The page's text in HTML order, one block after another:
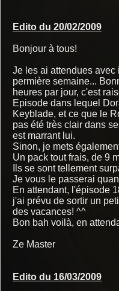
Edito du 20/02/2009
Bonjour à tous!
Je les ai attendues
permière semaine...
heures par jour, c'est
Episode dans lequel
Keyblade, et ce que le
pas été très clair dans
est marrant lui.
Sinon, je mets
Un pack tout frais, de 9
Ils se sont tellement
Je vous le passerai
En attendant, l'épisode
j'ai prévu de sortir un
des vacances! ^^
Bon bah voilà, en
Ze Master
Edito du 16/03/2009